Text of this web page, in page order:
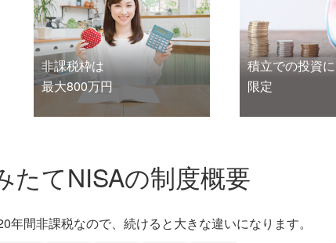
非課税枠は
最大800万円
積立での投資に
限定
たてNISAの制度概要
年間非課税なので、続けると大きな違いになります。